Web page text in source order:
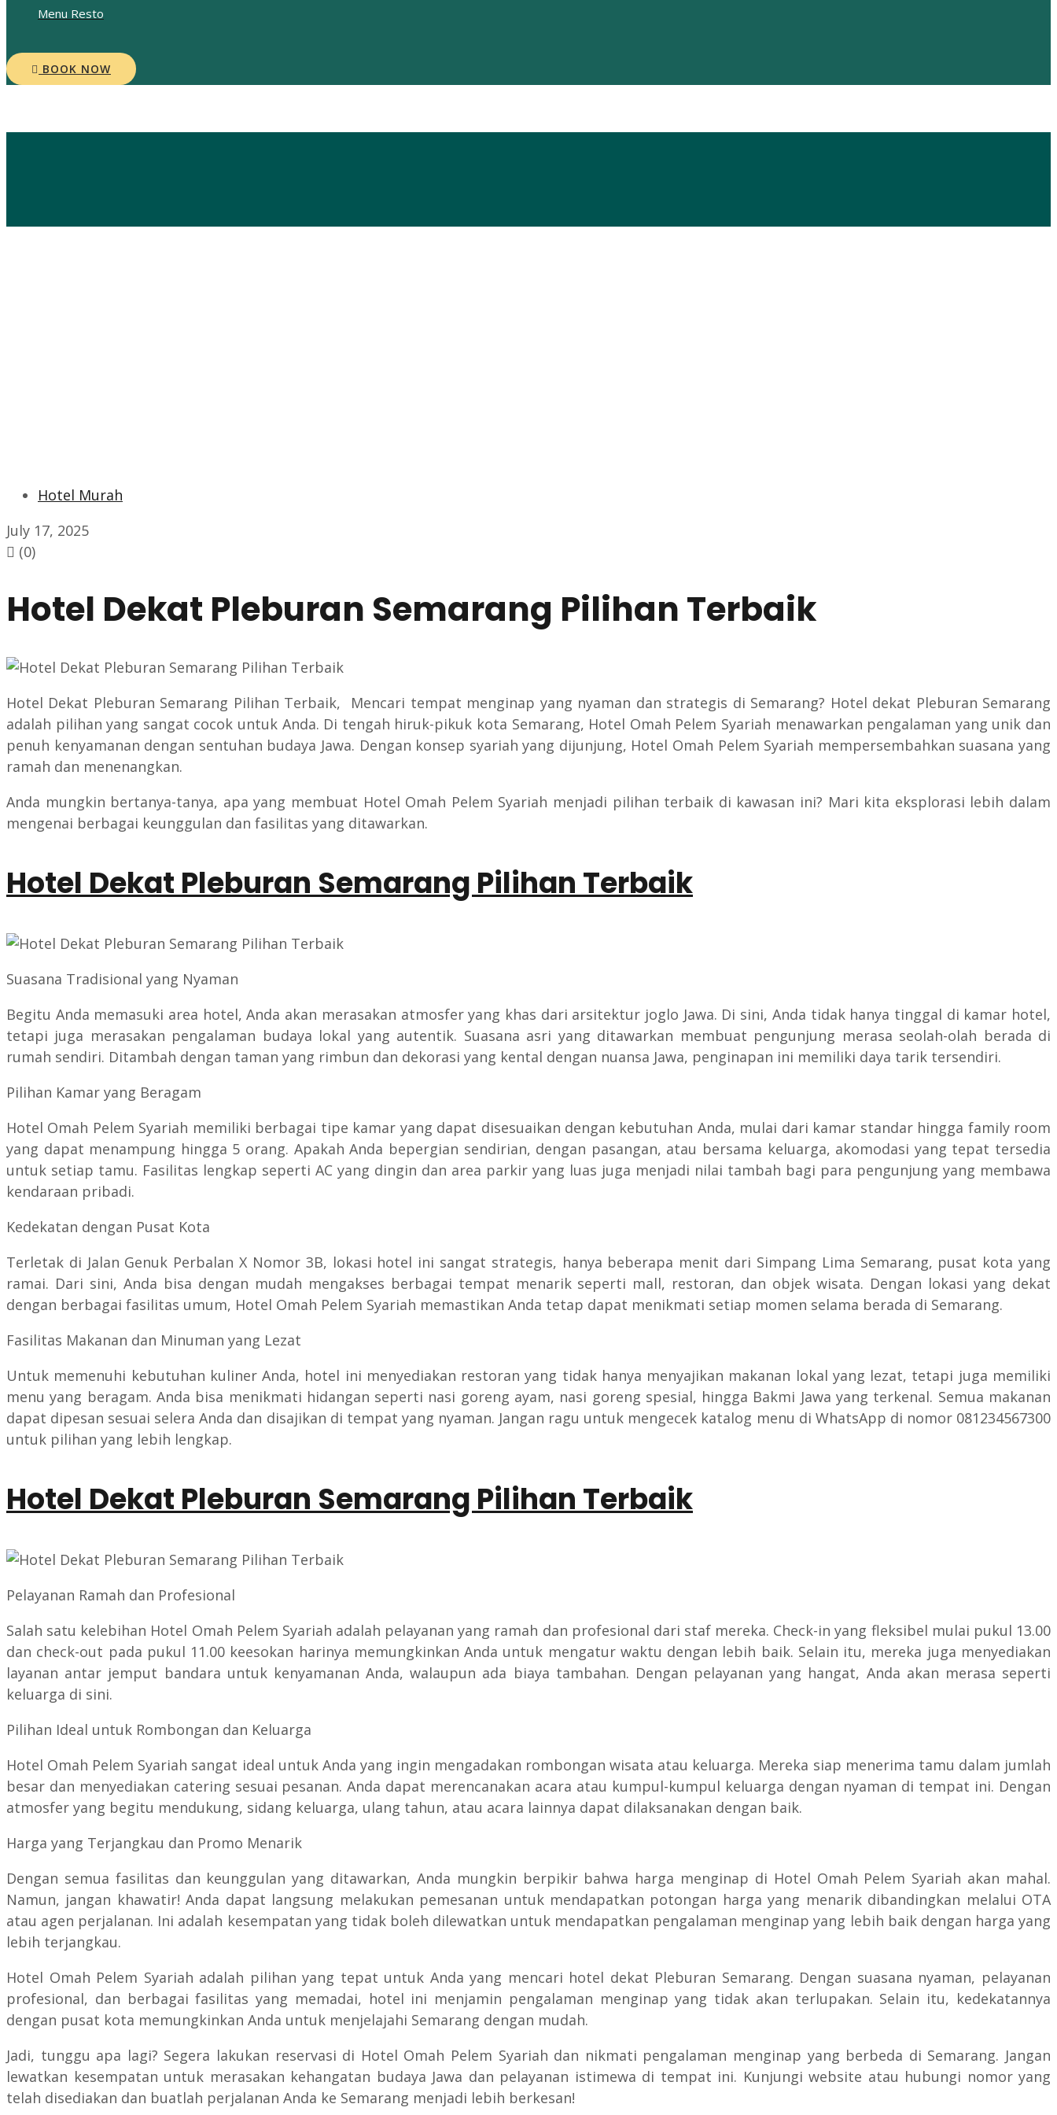
Menu Resto
BOOK NOW
Hotel Murah
July 17, 2025
(0)
Hotel Dekat Pleburan Semarang Pilihan Terbaik
Hotel Dekat Pleburan Semarang Pilihan Terbaik, Mencari tempat menginap yang nyaman dan strategis di Semarang? Hotel dekat Pleburan Semarang
adalah pilihan yang sangat cocok untuk Anda. Di tengah hiruk-pikuk kota Semarang, Hotel Omah Pelem Syariah menawarkan pengalaman yang unik dan
penuh kenyamanan dengan sentuhan budaya Jawa. Dengan konsep syariah yang dijunjung, Hotel Omah Pelem Syariah mempersembahkan suasana yang
ramah dan menenangkan.
Anda mungkin bertanya-tanya, apa yang membuat Hotel Omah Pelem Syariah menjadi pilihan terbaik di kawasan ini? Mari kita eksplorasi lebih dalam
mengenai berbagai keunggulan dan fasilitas yang ditawarkan.
Hotel Dekat Pleburan Semarang Pilihan Terbaik
Suasana Tradisional yang Nyaman
Begitu Anda memasuki area hotel, Anda akan merasakan atmosfer yang khas dari arsitektur joglo Jawa. Di sini, Anda tidak hanya tinggal di kamar hotel,
tetapi juga merasakan pengalaman budaya lokal yang autentik. Suasana asri yang ditawarkan membuat pengunjung merasa seolah-olah berada di
rumah sendiri. Ditambah dengan taman yang rimbun dan dekorasi yang kental dengan nuansa Jawa, penginapan ini memiliki daya tarik tersendiri.
Pilihan Kamar yang Beragam
Hotel Omah Pelem Syariah memiliki berbagai tipe kamar yang dapat disesuaikan dengan kebutuhan Anda, mulai dari kamar standar hingga family room
yang dapat menampung hingga 5 orang. Apakah Anda bepergian sendirian, dengan pasangan, atau bersama keluarga, akomodasi yang tepat tersedia
untuk setiap tamu. Fasilitas lengkap seperti AC yang dingin dan area parkir yang luas juga menjadi nilai tambah bagi para pengunjung yang membawa
kendaraan pribadi.
Kedekatan dengan Pusat Kota
Terletak di Jalan Genuk Perbalan X Nomor 3B, lokasi hotel ini sangat strategis, hanya beberapa menit dari Simpang Lima Semarang, pusat kota yang
ramai. Dari sini, Anda bisa dengan mudah mengakses berbagai tempat menarik seperti mall, restoran, dan objek wisata. Dengan lokasi yang dekat
dengan berbagai fasilitas umum, Hotel Omah Pelem Syariah memastikan Anda tetap dapat menikmati setiap momen selama berada di Semarang.
Fasilitas Makanan dan Minuman yang Lezat
Untuk memenuhi kebutuhan kuliner Anda, hotel ini menyediakan restoran yang tidak hanya menyajikan makanan lokal yang lezat, tetapi juga memiliki
menu yang beragam. Anda bisa menikmati hidangan seperti nasi goreng ayam, nasi goreng spesial, hingga Bakmi Jawa yang terkenal. Semua makanan
dapat dipesan sesuai selera Anda dan disajikan di tempat yang nyaman. Jangan ragu untuk mengecek katalog menu di WhatsApp di nomor 081234567300
untuk pilihan yang lebih lengkap.
Hotel Dekat Pleburan Semarang Pilihan Terbaik
Pelayanan Ramah dan Profesional
Salah satu kelebihan Hotel Omah Pelem Syariah adalah pelayanan yang ramah dan profesional dari staf mereka. Check-in yang fleksibel mulai pukul 13.00
dan check-out pada pukul 11.00 keesokan harinya memungkinkan Anda untuk mengatur waktu dengan lebih baik. Selain itu, mereka juga menyediakan
layanan antar jemput bandara untuk kenyamanan Anda, walaupun ada biaya tambahan. Dengan pelayanan yang hangat, Anda akan merasa seperti
keluarga di sini.
Pilihan Ideal untuk Rombongan dan Keluarga
Hotel Omah Pelem Syariah sangat ideal untuk Anda yang ingin mengadakan rombongan wisata atau keluarga. Mereka siap menerima tamu dalam jumlah
besar dan menyediakan catering sesuai pesanan. Anda dapat merencanakan acara atau kumpul-kumpul keluarga dengan nyaman di tempat ini. Dengan
atmosfer yang begitu mendukung, sidang keluarga, ulang tahun, atau acara lainnya dapat dilaksanakan dengan baik.
Harga yang Terjangkau dan Promo Menarik
Dengan semua fasilitas dan keunggulan yang ditawarkan, Anda mungkin berpikir bahwa harga menginap di Hotel Omah Pelem Syariah akan mahal.
Namun, jangan khawatir! Anda dapat langsung melakukan pemesanan untuk mendapatkan potongan harga yang menarik dibandingkan melalui OTA
atau agen perjalanan. Ini adalah kesempatan yang tidak boleh dilewatkan untuk mendapatkan pengalaman menginap yang lebih baik dengan harga yang
lebih terjangkau.
Hotel Omah Pelem Syariah adalah pilihan yang tepat untuk Anda yang mencari hotel dekat Pleburan Semarang. Dengan suasana nyaman, pelayanan
profesional, dan berbagai fasilitas yang memadai, hotel ini menjamin pengalaman menginap yang tidak akan terlupakan. Selain itu, kedekatannya
dengan pusat kota memungkinkan Anda untuk menjelajahi Semarang dengan mudah.
Jadi, tunggu apa lagi? Segera lakukan reservasi di Hotel Omah Pelem Syariah dan nikmati pengalaman menginap yang berbeda di Semarang. Jangan
lewatkan kesempatan untuk merasakan kehangatan budaya Jawa dan pelayanan istimewa di tempat ini. Kunjungi website atau hubungi nomor yang
telah disediakan dan buatlah perjalanan Anda ke Semarang menjadi lebih berkesan!